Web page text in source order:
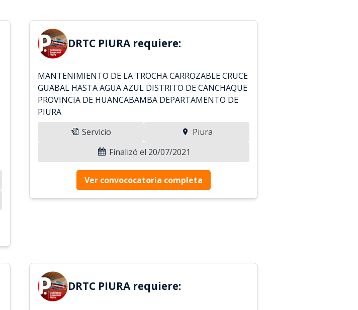
DRTC PIURA requiere:
MANTENIMIENTO DE LA TROCHA CARROZABLE CRUCE
GUABAL HASTA AGUA AZUL DISTRITO DE CANCHAQUE
PROVINCIA DE HUANCABAMBA DEPARTAMENTO DE
PIURA
Servicio
Piura
Finalizó el 20/07/2021
Ver convococatoria completa
DRTC PIURA requiere: